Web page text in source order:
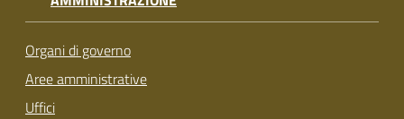
Organi di governo
Aree amministrative
Uffici